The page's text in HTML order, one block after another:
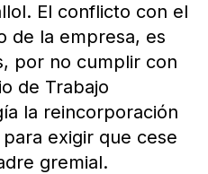
El conflicto con el
de la empresa, es
por no cumplir con
de Trabajo
la reincorporación
exigir que cese
gremial.